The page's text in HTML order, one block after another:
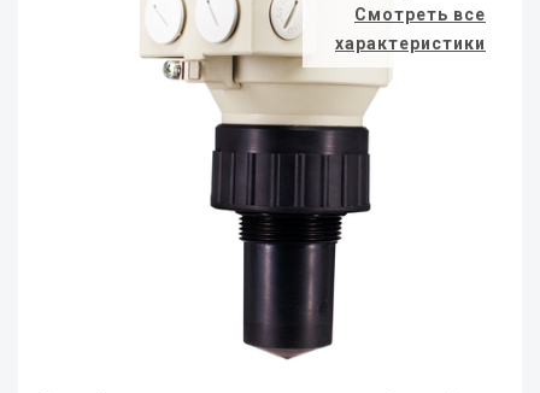
Смотреть все
характеристики